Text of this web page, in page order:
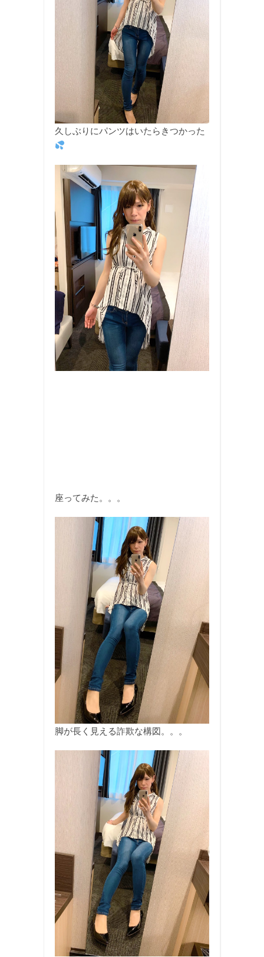
久しぶりにパンツはいたらきつかった
座ってみた。。。
脚が長く見える詐欺な構図。。。